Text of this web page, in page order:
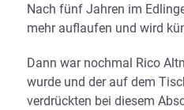
Nach fünf Jahren im
mehr auflaufen und wird
Dann war nochmal Rico
wurde und der auf dem
verdrückten bei diesem